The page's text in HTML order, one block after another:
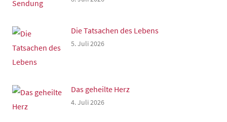
Die Tatsachen des Lebens
5. Juli 2026
Das geheilte Herz
4. Juli 2026